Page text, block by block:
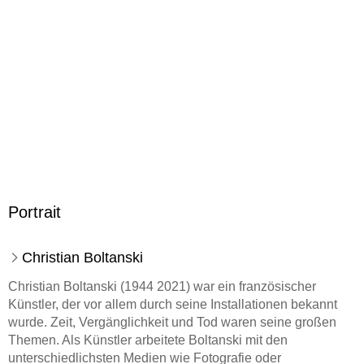
Portrait
Christian Boltanski
Christian Boltanski (1944 2021) war ein französischer
Künstler, der vor allem durch seine Installationen bekannt
wurde. Zeit, Vergänglichkeit und Tod waren seine großen
Themen. Als Künstler arbeitete Boltanski mit den
unterschiedlichsten Medien wie Fotografie oder